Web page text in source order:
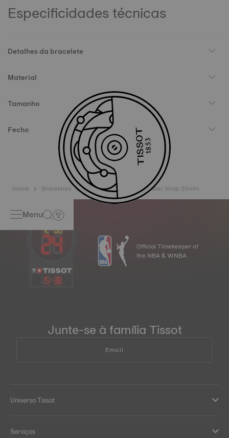
Especificidades técnicas
Detalhes da bracelete
Material
Tamanho
Fecho
Home Braceletes Tissot Official Green Rubber Strap 20mm
Menu
15: 38
Official Timekeeper of
the NBA & WNBA
Junte-se à família Tissot
Email
Universo Tissot
Serviços